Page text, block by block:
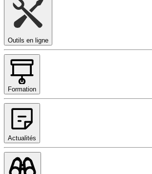
Outils en ligne
Formation
Actualités